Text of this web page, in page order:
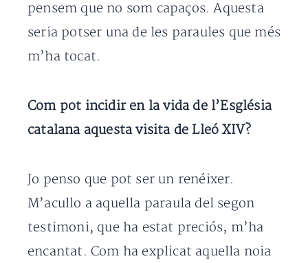
pensem que no som capaços. Aquesta
seria potser una de les paraules que més
m’ha tocat.
Com pot incidir en la vida de l’Església
catalana aquesta visita de Lleó XIV?
Jo penso que pot ser un renéixer.
M’acullo a aquella paraula del segon
testimoni, que ha estat preciós, m’ha
encantat. Com ha explicat aquella noia